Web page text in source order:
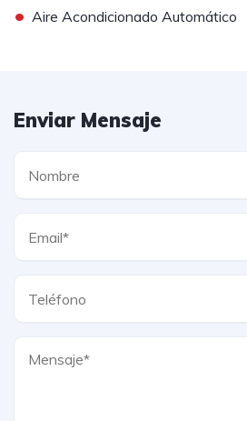
• Aire Acondicionado Automático
Enviar Mensaje